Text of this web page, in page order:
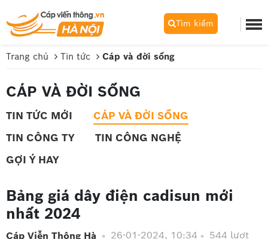
Tìm kiếm
Trang chủ Tin tức Cáp và đời sống
CÁP VÀ ĐỜI SỐNG
TIN TỨC MỚI
CÁP VÀ ĐỜI SỐNG
TIN CÔNG TY
TIN CÔNG NGHỆ
GỢI Ý HAY
Bảng giá dây điện cadisun mới
nhất 2024
Cáp Viễn Thông Hà
26-01-2024, 10:34
544 lượt